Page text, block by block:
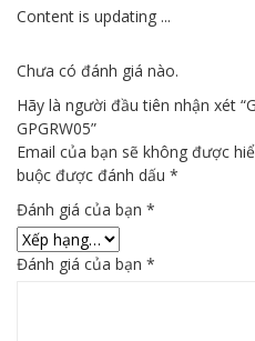
Content is updating ...
Chưa có đánh giá nào.
Hãy là người đầu tiên nhận xét
GPGRW05”
Email của bạn sẽ không được
buộc được đánh dấu *
Đánh giá của bạn *
Đánh giá của bạn *